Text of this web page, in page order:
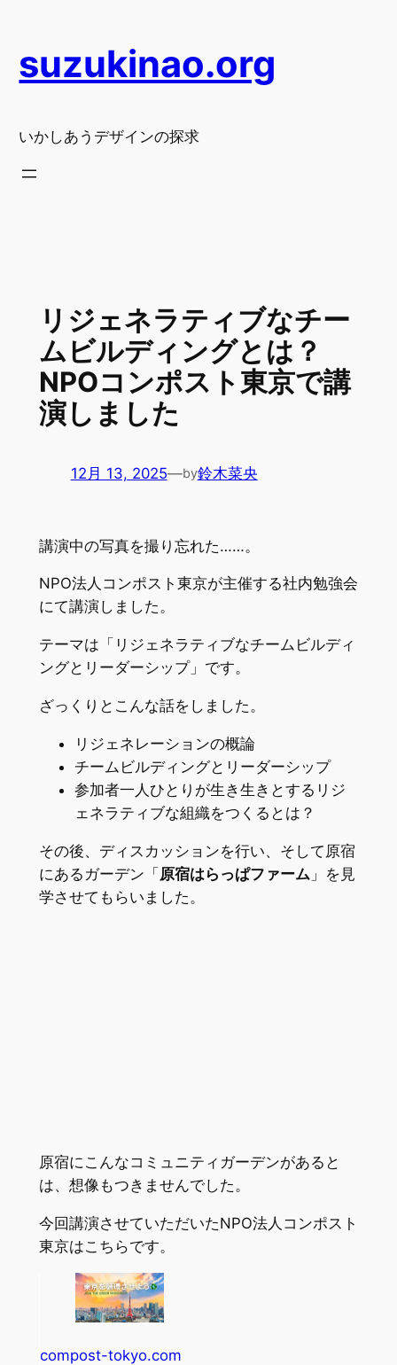
を
ス
ッ
suzukinao.org
いかしあうデザインの探求
リジェネラティブなチー
ムビルディングとは？
NPOコンポスト東京で講
演しました
12月 13, 2025—by鈴木菜央
講演中の写真を撮り忘れた……。
NPO法人コンポスト東京が主催する社内勉強会
にて講演しました。
テーマは「リジェネラティブなチームビルディ
ングとリーダーシップ」です。
ざっくりとこんな話をしました。
リジェネレーションの概論
チームビルディングとリーダーシップ
参加者一人ひとりが生き生きとするリジ
ェネラティブな組織をつくるとは？
その後、ディスカッションを行い、そして原宿
にあるガーデン「原宿はらっぱファーム 」を見
学させてもらいました。
原宿にこんなコミュニティガーデンがあると
は、想像もつきませんでした。
今回講演させていただいたNPO法人コンポスト
東京はこちらです。
compost-tokyo.com